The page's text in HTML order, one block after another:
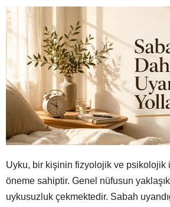
Uyku, bir kişinin fizyolojik ve psikolojik
öneme sahiptir. Genel nüfusun
uykusuzluk çekmektedir. Sabah